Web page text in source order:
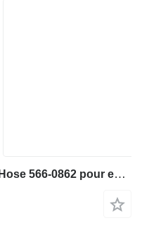
Tuyau hydraulique Caterpillar Hose 566-0862 pour excavateur